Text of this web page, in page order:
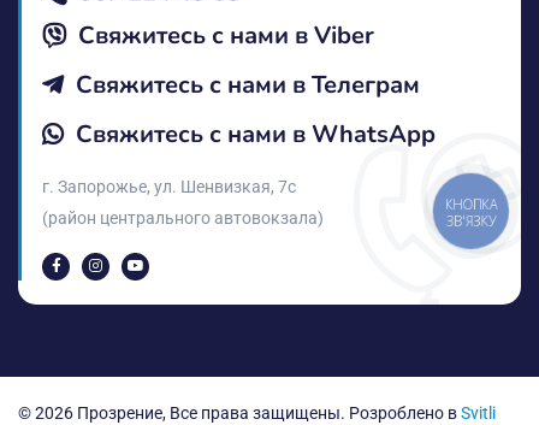
Свяжитесь с нами в Vіber
Свяжитесь с нами в Телеграм
Свяжитесь с нами в WhatsApp
г. Запорожье, ул. Шенвизкая, 7с
(район центрального автовокзала)
© 2026 Прозрение, Все права защищены. Розроблено вSvitli
КНОПКА
ЗВ'ЯЗКУ